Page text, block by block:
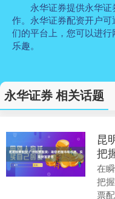
永华证券提供永华
作。永华证券配资开户
们的平台上，您可以进
乐趣。
永华证券 相关话题
昆
把
在
把
票